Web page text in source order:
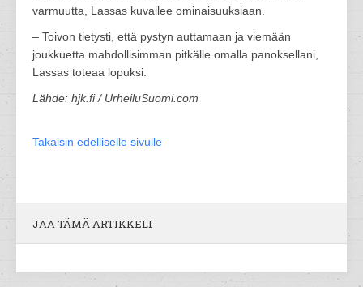
varmuutta, Lassas kuvailee ominaisuuksiaan.
– Toivon tietysti, että pystyn auttamaan ja viemään
joukkuetta mahdollisimman pitkälle omalla panoksellani,
Lassas toteaa lopuksi.
Lähde: hjk.fi / UrheiluSuomi.com
Takaisin edelliselle sivulle
JAA TÄMÄ ARTIKKELI